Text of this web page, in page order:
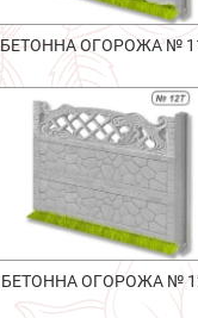
БЕТОННА ОГОРОЖА №
БЕТОННА ОГОРОЖА №